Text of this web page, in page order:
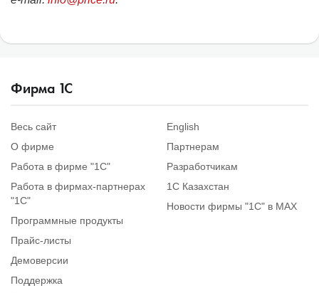
Фирма 1С
Весь сайт
О фирме
Работа в фирме "1С"
Работа в фирмах-партнерах
"1С"
Программные продукты
Прайс-листы
Демоверсии
Поддержка
English
Партнерам
Разработчикам
1С Казахстан
Новости фирмы "1С" в MAX